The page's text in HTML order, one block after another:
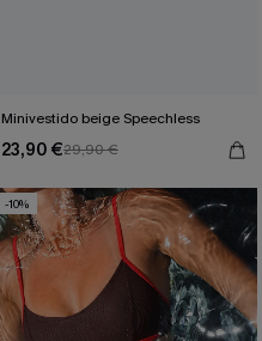
Minivestido beige Speechless
23,90 €29,90 €
-10%